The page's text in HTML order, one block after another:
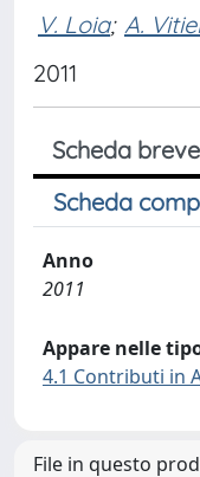
V. Loia; A.
2011
Scheda breve
Scheda
Anno
2011
Appare nelle
4.1 Contributi in
File in questo